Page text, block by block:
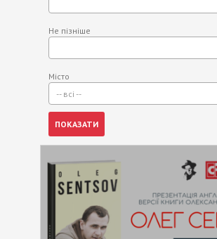
Не пізніше
Місто
-- всі --